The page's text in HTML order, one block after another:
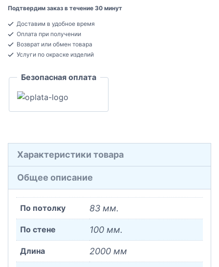
A130V1
потолочный
Полистирол
83x100x2000
Подтвердим заказ в течение 30 минут
Доставим в удобное время
Оплата при получении
Возврат или обмен товара
Услуги по окраске изделий
Безопасная оплата
Характеристики товара
Общее описание
По потолку 83 мм.
По стене 100 мм.
Длина 2000 мм